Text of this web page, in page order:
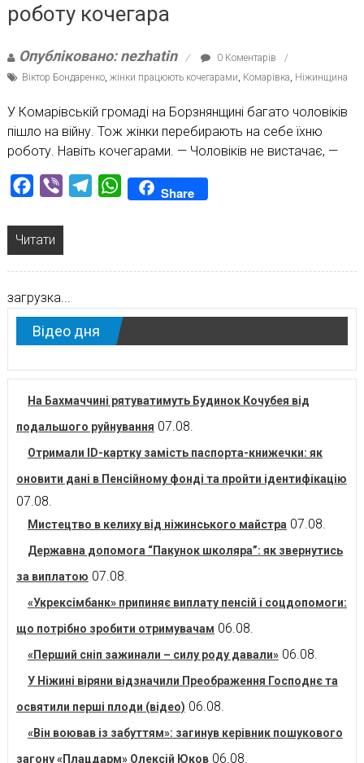
роботу кочегара
Опубліковано: nezhatin
0 Коментарів
Віктор Бондаренко, жінки працюють кочегарами, Комарівка, Ніжинщина
У Комарівській громаді на Борзнянщині багато чоловіків
пішло на війну. Тож жінки перебирають на себе їхню
роботу. Навіть кочегарами. — Чоловіків не вистачає, —
Facebook
Viber TelegramWhatsAppShare
Читати
загрузка...
Відео дня
На Бахмаччині рятуватимуть Будинок Кочубея від
подальшого руйнування 07.08.
Отримали ID-картку замість паспорта-книжечки: як
оновити дані в Пенсійному фонді та пройти ідентифікацію
07.08.
Мистецтво в келиху від ніжинського майстра 07.08.
Державна допомога “Пакунок школяра”: як звернутись
за виплатою 07.08.
«Укрексімбанк» припиняє виплату пенсій і соцдопомоги:
що потрібно зробити отримувачам 06.08.
«Перший сніп зажинали – силу роду давали» 06.08.
У Ніжині віряни відзначили Преображення Господнє та
освятили перші плоди (відео) 06.08.
«Він воював із забуттям»: загинув керівник пошукового
загону «Плацдарм» Олексій Юков 06.08.